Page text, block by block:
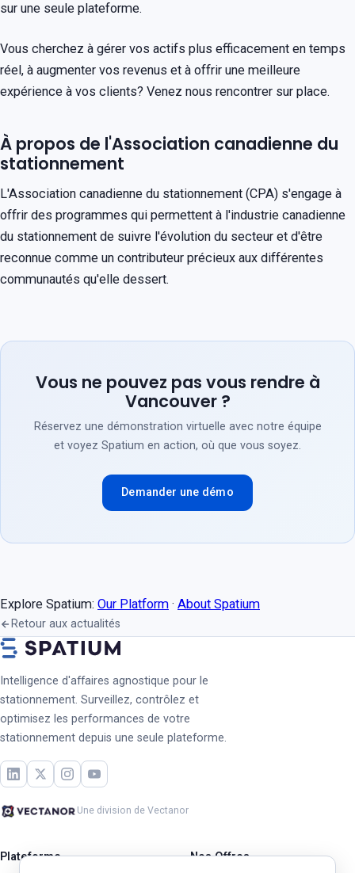
sur une seule plateforme.
Vous cherchez à gérer vos actifs plus efficacement en temps
réel, à augmenter vos revenus et à offrir une meilleure
expérience à vos clients? Venez nous rencontrer sur place.
À propos de l'Association canadienne du
stationnement
L'Association canadienne du stationnement (CPA) s'engage à
offrir des programmes qui permettent à l'industrie canadienne
du stationnement de suivre l'évolution du secteur et d'être
reconnue comme un contributeur précieux aux différentes
communautés qu'elle dessert.
Vous ne pouvez pas vous rendre à
Vancouver ?
Réservez une démonstration virtuelle avec notre équipe
et voyez Spatium en action, où que vous soyez.
Demander une démo
Explore Spatium: Our Platform · About Spatium
Retour aux actualités
Intelligence d'affaires agnostique pour le
stationnement. Surveillez, contrôlez et
optimisez les performances de votre
stationnement depuis une seule plateforme.
Une division de Vectanor
Plateforme Nos Offres